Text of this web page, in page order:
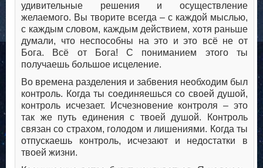
удивительные решения и осуществление
желаемого. Вы творите всегда – с каждой мыслью,
с каждым словом, каждым действием, хотя раньше
думали, что неспособны на это и это всё не от
Бога. Всё от Бога! С пониманием этого ты
получаешь большое исцеление.
Во времена разделения и забвения необходим был
контроль. Когда ты соединяешься со своей душой,
контроль исчезает. Исчезновение контроля – это
так же путь единения с твоей душой. Контроль
связан со страхом, голодом и лишениями. Когда ты
отпускаешь контроль, исчезают и недостатки в
твоей жизни.